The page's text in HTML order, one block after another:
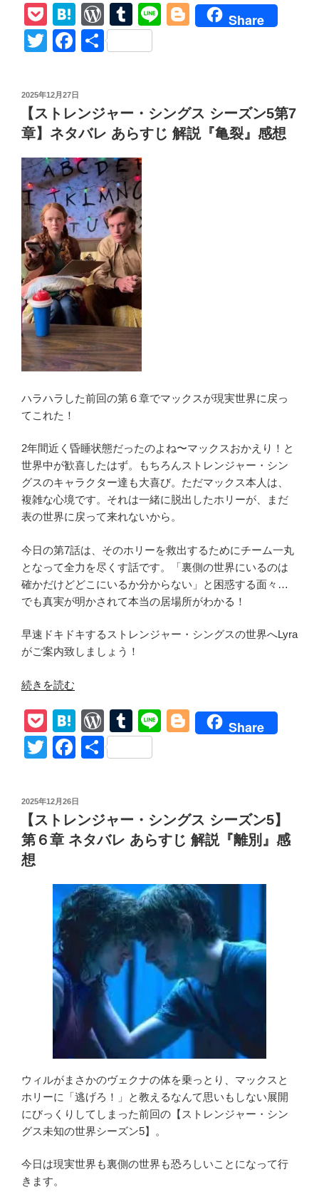
レ
ン
ジ
シ
ン
グ
シ
ー
ズ
ン
5】
第
8
章
ネ
タ
バ
レ
あ
す
じ
説
『別
れ』
感
想”
P
o
ck
H
at
e
a
W
or
d
e
ss
T
u
m
r
Li
Bl
er
Share
T
tt
er
F
c
e
b
o
o
k
共
投
日:
2025年12月27日
【ストレンジャー・シングス シーズン5第7
章】ネタバレ あらすじ 解説『亀裂』感想
ハラハラした前回の第６章でマックスが現実世界に戻っ
てこれた！
2年間近く昏睡状態だったのよね〜マックスおかえり！と
世界中が歓喜したはず。もちろんストレンジャー・シン
グスのキャラクター達も大喜び。ただマックス本人は、
複雑な心境です。それは一緒に脱出したホリーが、まだ
表の世界に戻って来れないから。
今日の第7話は、そのホリーを救出するためにチーム一丸
となって全力を尽くす話です。「裏側の世界にいるのは
確かだけどどこにいるか分からない」と困惑する面々…
でも真実が明かされて本当の居場所がわかる！
早速ドキドキするストレンジャー・シングスの世界へLyra
がご案内致しましょう！
“【ス
レ
ン
ジ
シ
ン
グ
ス
あ
ら
す
じ
説
『亀
続きを読む
P
o
ck
H
at
e
a
W
or
d
e
ss
T
u
m
r
Li
Bl
er
Share
T
tt
er
F
c
e
b
o
k
共
投
日:
2025年12月26日
【ストレンジャー・シングス シーズン5】
第６章 ネタバレ あらすじ 解説『離別』感
想
ウィルがまさかのヴェクナの体を乗っとり、マックスと
ホリーに「逃げろ！」と教えるなんて思いもしない展開
にびっくりしてしまった前回の【ストレンジャー・シン
グス未知の世界シーズン5】。
今日は現実世界も裏側の世界も恐ろしいことになって行
きます。